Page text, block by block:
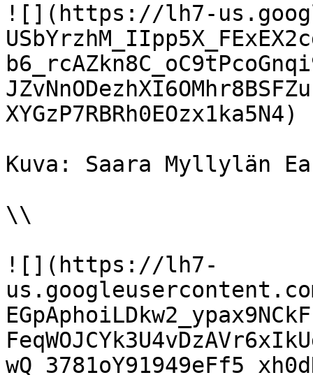
![](https://lh7-
XYGzP7RBRh0EOzx1ka5N4)
Kuva: Saara Myllylän
\\
![](https://lh7-